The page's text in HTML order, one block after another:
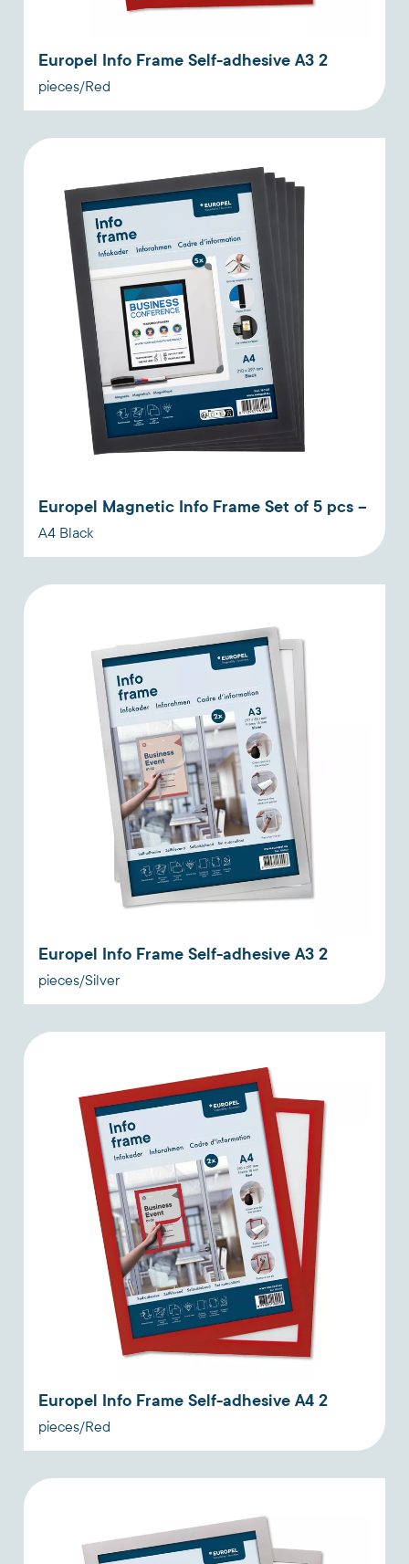
Europel Info Frame Self-adhesive A3 2
pieces/Red
Europel Magnetic Info Frame Set of 5 pcs –
A4 Black
Europel Info Frame Self-adhesive A3 2
pieces/Silver
Europel Info Frame Self-adhesive A4 2
pieces/Red